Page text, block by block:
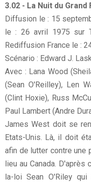
3.02 - La Nuit du
Diffusion le : 15
le : 26 avril 1975 sur
Rediffusion France le :
Scénario : Edward J.
Avec : Lana Wood
(Sean O'Reilley), Len
(Clint Hoxie), Russ
Paul Lambert (Andre
James West doit se
Etats-Unis. Là, il doit
afin de lutter contre une
lieu au Canada.
la-loi Sean O'Riley